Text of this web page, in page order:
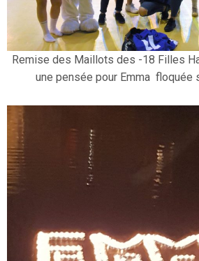
Remise des Maillots des -18 Filles
une pensée pour Emma floquée